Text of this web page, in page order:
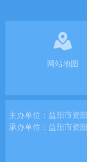
网站地图
主办单位：益阳市资
承办单位：益阳市资